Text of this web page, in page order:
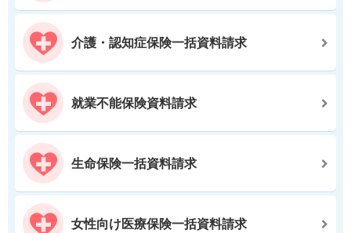
介護・認知症保険一括資料請求
就業不能保険資料請求
生命保険一括資料請求
女性向け医療保険一括資料請求